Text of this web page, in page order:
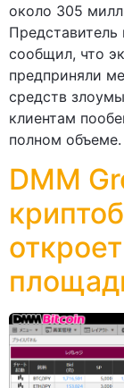
около 305
сообщил, что
предприняли
средств
клиентам
полном
DMM